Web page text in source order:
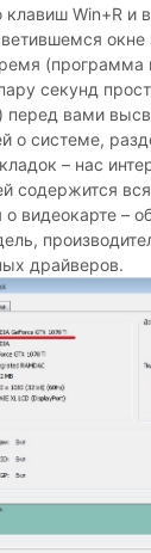
Win+R и
окне
секунд
вами
о системе,
– нас
содержится
видеокарте –
драйверов.